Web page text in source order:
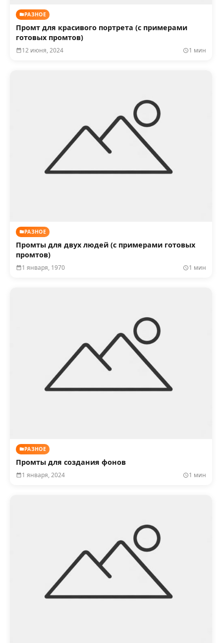
РАЗНОЕ
Промт для красивого портрета (с примерами
готовых промтов)
12 июня, 2024 1 мин
РАЗНОЕ
Промты для двух людей (с примерами готовых
промтов)
1 января, 1970 1 мин
РАЗНОЕ
Промты для создания фонов
1 января, 2024 1 мин